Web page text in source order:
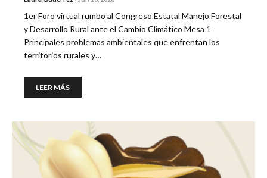
1er Foro virtual rumbo al Congreso Estatal Manejo Forestal
y Desarrollo Rural ante el Cambio Climático Mesa 1
Principales problemas ambientales que enfrentan los
territorios rurales y…
LEER MÁS